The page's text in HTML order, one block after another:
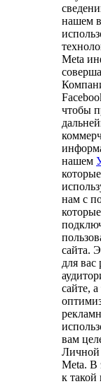
нашем
Meta
чтобы
нашем
нам с
сайта.
для вас
сайте,
вам
Личной
Meta. В
к такой